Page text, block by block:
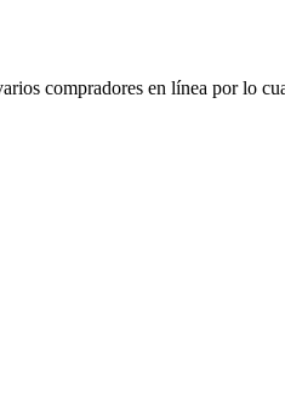
compradores en línea por lo